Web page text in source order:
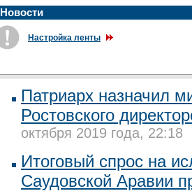
Новости
Настройка ленты
Патриарх назначил
Ростовского
октября 2019 года, 22:18
Итоговый спрос на
Саудовской Аравии